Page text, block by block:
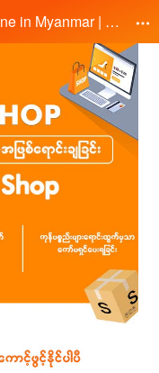
Shop MM Seller Center: Sell Online in Myanmar | မြန်မာတစ်နိုင်ငံလုံးကို ရောင်းချလိုက်ပါ - Shop.com.mm